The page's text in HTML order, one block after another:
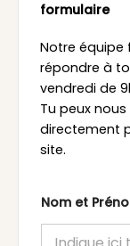
formulaire
Notre équipe
répondre à
vendredi de
Tu peux
directement
site.
Nom et